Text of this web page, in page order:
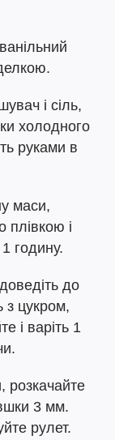
і сіль,
холодного
руками в
маси,
плівкою і
годину.
до
з цукром,
і варіть 1
розкачайте
3 мм.
рулет.